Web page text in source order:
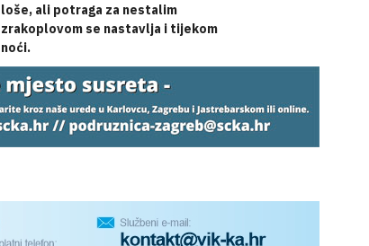
loše, ali potraga za nestalim
zrakoplovom se nastavlja i tijekom
noći.